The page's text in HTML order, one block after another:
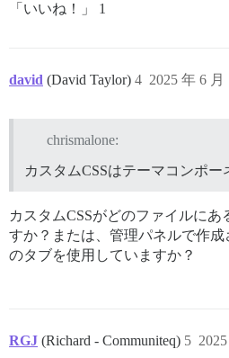
「いいね！」 1
david (David Taylor) 2025 年 6
4
chrismalone:
カスタムCSSはテーマコンポ
カスタムCSSがどのファイルにあ
すか？または、管理パネルで作
のタブを使用していますか？
RGJ (Richard - Communiteq) 5